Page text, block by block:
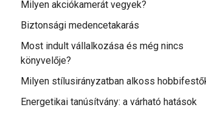
Milyen akciókamerát vegyek?
Biztonsági medencetakarás
Most indult vállalkozása és még nincs
könyvelője?
Milyen stílusirányzatban alkoss
Energetikai tanúsítvány: a várható hatások